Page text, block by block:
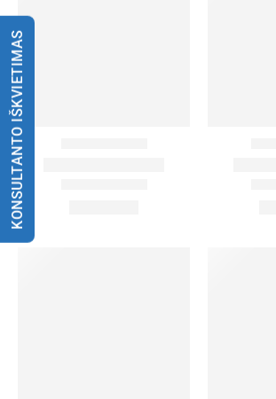
KONSULTANTO IŠKVIETIMAS